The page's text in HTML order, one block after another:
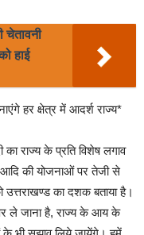
चेतावनी
हाई
हर क्षेत्र में आदर्श राज्य*
का राज्य के प्रति विशेष लगाव
की योजनाओं पर तेजी से
उत्तराखण्ड का दशक बताया है।
ले जाना है, राज्य के आय के